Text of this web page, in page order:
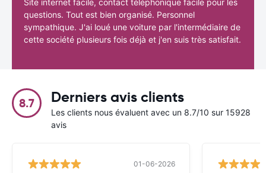
questions. Tout est bien organisé. Personnel
sympathique. J'ai loué une voiture par l'intermédiaire de
cette société plusieurs fois déjà et j'en suis très satisfait.
8.7 Derniers avis clients
Les clients nous évaluent avec un 8.7/10 sur 15928
avis
01-06-2026